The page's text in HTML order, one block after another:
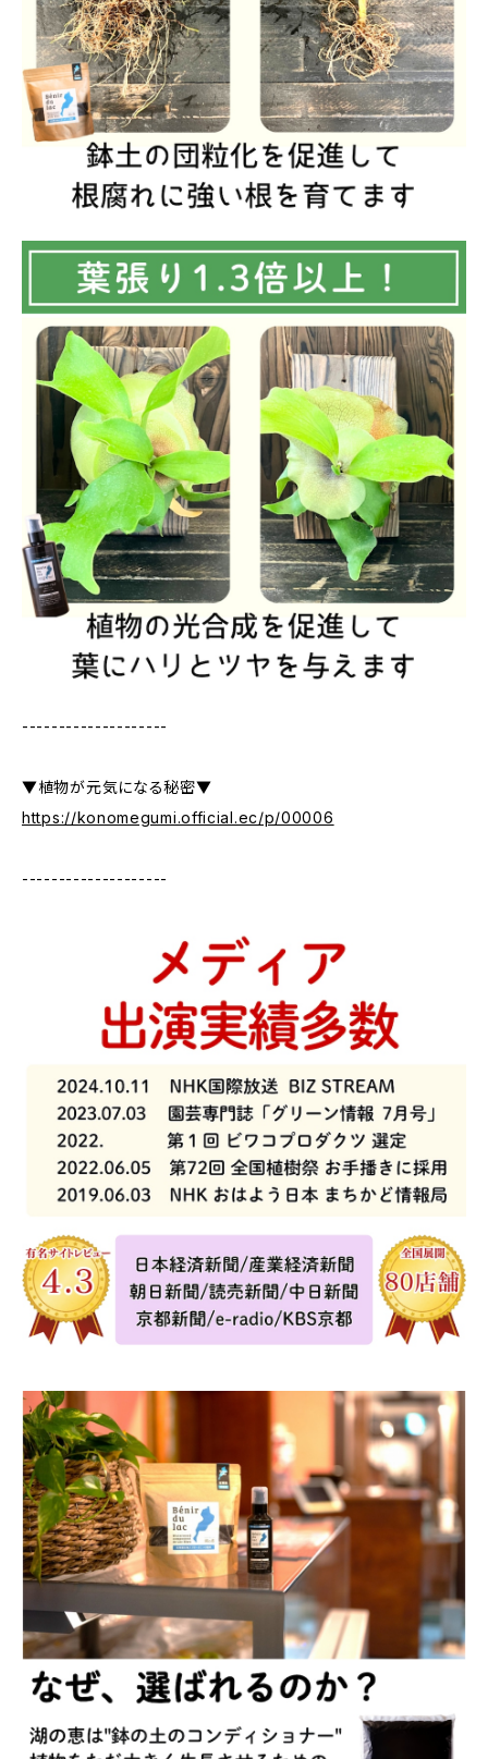
--------------------
▼植物が元気になる秘密▼
https://konomegumi.official.ec/p/00006
--------------------